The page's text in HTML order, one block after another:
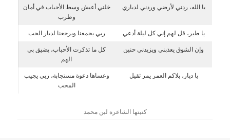
يا الله، ردني لأرضي وردني لدياري
خلني أعيش وسط الأحباب في أمان
وطرب
يا طير، قل لهم إني كل ليلة أدعي ربي يجمعنا ويرجعنا لديار الحب
وإن الشوق يعذبني ويزيدني حنين
كل ما تذكرت الأحباب، يضيق بي
الهم
يا ديار، بلاكم العمر يمر ثقيل
وعساها دعوة مستجابة، ربي يجيب
المحب
كتبتها الشاعرة لين محمد